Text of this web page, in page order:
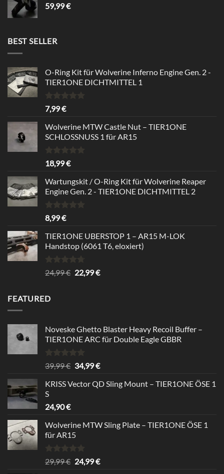
59,99€
BEST SELLER
O-Ring Kit für Wolverine Inferno Engine Gen. 2 -
TIER1ONE DICHTMITTEL 1
Rated
out of 5
7,99€
Wolverine MTW Castle Nut – TIER1ONE
SCHLOSSNUSS 1 für AR15
Rated5.00
out of 5
18,99€
Wartungskit / O-Ring Kit für Wolverine Reaper
Engine Gen. 2 - TIER1ONE DICHTMITTEL 2
Rated
out of 5
8,99€
TIER1ONE UBERSTOP 1 – AR15 M-LOK
Handstop (6061 T6, eloxiert)
Rated4.67
out of 5
24,99€ Original
22,99€Current
FEATURED
Noveske Ghetto Blaster Heavy Recoil Buffer –
TIER1ONE ARC für Double Eagle GBBR
Rated5.00
out of 5
39,99€ Original
was:
34,99€Current
is:
KRISS Vector QD Sling Mount – TIER1ONE ÖSE 1
S
24,90€
Wolverine MTW Sling Plate – TIER1ONE ÖSE 1
für AR15
Rated5.00
out of 5
29,99€ Original
24,99€Current